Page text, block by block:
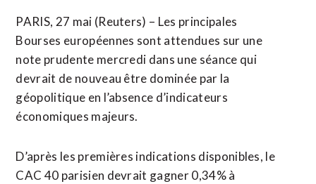
PARIS, 27 mai (Reuters) – Les principales
Bourses européennes sont attendues sur une
note prudente mercredi dans une séance qui
devrait de nouveau être dominée par la
géopolitique en l’absence d’indicateurs
économiques majeurs.
D’après les premières indications disponibles, le
CAC 40 parisien devrait gagner 0,34% à